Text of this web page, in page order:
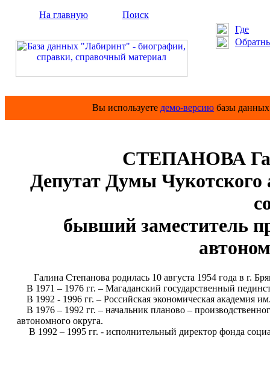
На главную
Поиск
Где
Вы используете демо-версию базы
СТЕПАНОВА
Депутат Думы Чукотского
бывший заместитель
Галина Степанова родилась 10 августа 1954 года в г.
В 1971 – 1976 гг. – Магаданский государственный
В 1992 - 1996 гг. – Российская экономическая академия
В 1976 – 1992 гг. – начальник планово –
автономного округа.
В 1992 – 1995 гг. - исполнительный директор фонда